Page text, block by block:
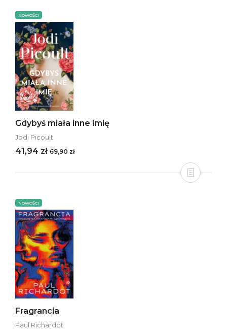
NOWOŚCI
Gdybyś miała inne imię
Jodi Picoult
41,94 zł 69,90 zł
NOWOŚCI
Fragrancia
Paul Richardot